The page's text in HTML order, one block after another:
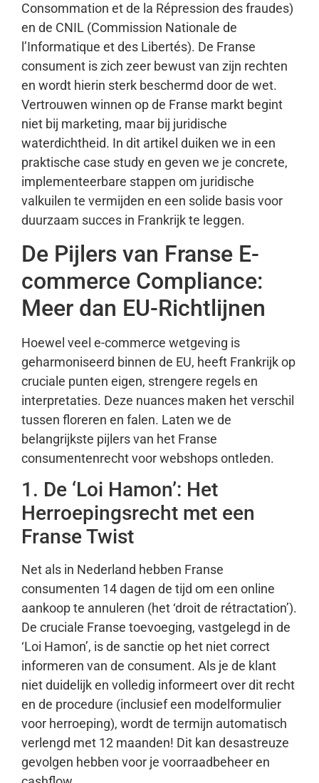
Consommation et de la Répression des fraudes)
en de CNIL (Commission Nationale de
l’Informatique et des Libertés). De Franse
consument is zich zeer bewust van zijn rechten
en wordt hierin sterk beschermd door de wet.
Vertrouwen winnen op de Franse markt begint
niet bij marketing, maar bij juridische
waterdichtheid. In dit artikel duiken we in een
praktische case study en geven we je concrete,
implementeerbare stappen om juridische
valkuilen te vermijden en een solide basis voor
duurzaam succes in Frankrijk te leggen.
De Pijlers van Franse E-
commerce Compliance:
Meer dan EU-Richtlijnen
Hoewel veel e-commerce wetgeving is
geharmoniseerd binnen de EU, heeft Frankrijk op
cruciale punten eigen, strengere regels en
interpretaties. Deze nuances maken het verschil
tussen floreren en falen. Laten we de
belangrijkste pijlers van het Franse
consumentenrecht voor webshops ontleden.
1. De ‘Loi Hamon’: Het
Herroepingsrecht met een
Franse Twist
Net als in Nederland hebben Franse
consumenten 14 dagen de tijd om een online
aankoop te annuleren (het ‘droit de rétractation’).
De cruciale Franse toevoeging, vastgelegd in de
‘Loi Hamon’, is de sanctie op het niet correct
informeren van de consument. Als je de klant
niet duidelijk en volledig informeert over dit recht
en de procedure (inclusief een modelformulier
voor herroeping), wordt de termijn automatisch
verlengd met 12 maanden! Dit kan desastreuze
gevolgen hebben voor je voorraadbeheer en